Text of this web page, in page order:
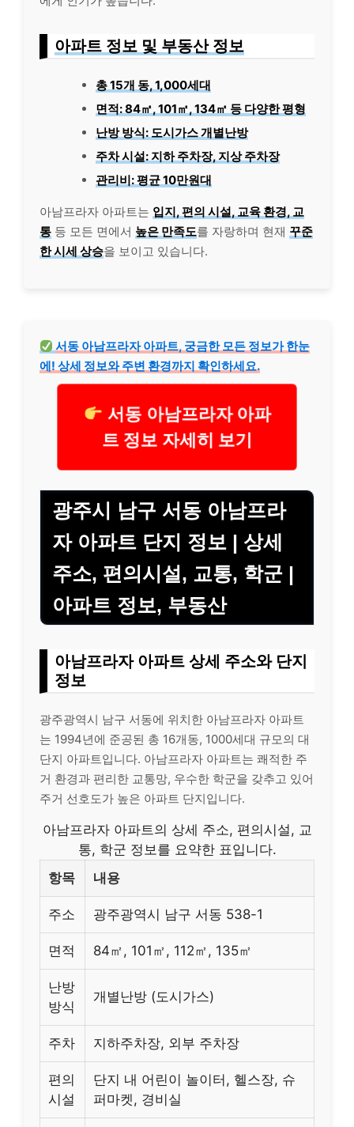
아파트 정보 및 부동산 정보
총 15개 동, 1,000세대
면적: 84㎡, 101㎡, 134㎡ 등 다양한 평형
난방 방식: 도시가스 개별난방
주차 시설: 지하 주차장, 지상 주차장
관리비: 평균 10만원대
아남프라자 아파트는 입지, 편의 시설, 교육 환경, 교
통 등 모든 면에서 높은 만족도를 자랑하며 현재 꾸준
한 시세 상승을 보이고 있습니다.
서동 아남프라자 아파트, 궁금한 모든 정보가 한눈
에! 상세 정보와 주변 환경까지 확인하세요.
서동 아남프라자 아파
트 정보 자세히 보기
광주시 남구 서동 아남프라
자 아파트 단지 정보 | 상세
주소, 편의시설, 교통, 학군 |
아파트 정보, 부동산
아남프라자 아파트 상세 주소와 단지
정보
광주광역시 남구 서동에 위치한 아남프라자 아파트
는 1994년에 준공된 총 16개동, 1000세대 규모의 대
단지 아파트입니다. 아남프라자 아파트는 쾌적한 주
거 환경과 편리한 교통망, 우수한 학군을 갖추고 있어
주거 선호도가 높은 아파트 단지입니다.
아남프라자 아파트의 상세 주소, 편의시설, 교
통, 학군 정보를 요약한 표입니다.
항목
내용
주소 광주광역시 남구 서동 538-1
면적 84㎡, 101㎡, 112㎡, 135㎡
난방
방식
개별난방 (도시가스)
주차 지하주차장, 외부 주차장
편의
시설
단지 내 어린이 놀이터, 헬스장, 슈
퍼마켓, 경비실